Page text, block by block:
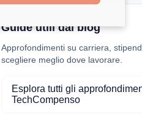
Guide utili dal blog
Approfondimenti su carriera,
scegliere meglio dove lavorare.
Esplora tutti gli
TechCompenso